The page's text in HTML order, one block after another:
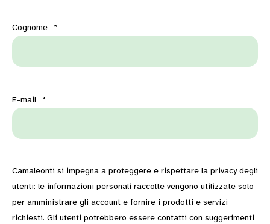
Cognome *
E-mail *
Camaleonti si impegna a proteggere e rispettare la privacy degli
utenti: le informazioni personali raccolte vengono utilizzate solo
per amministrare gli account e fornire i prodotti e servizi
richiesti. Gli utenti potrebbero essere contatti con suggerimenti